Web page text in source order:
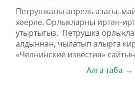
Петрушканы апрель азагы,
хәерле. Орлыкларны иртән-
утыртыгыз. Петрушка
алдыннан, чылатып алырга
«Челнинские известия»
Алга таба →